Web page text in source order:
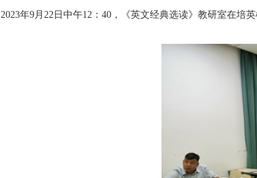
2023年9月22日中午12：40，《英文经典选读》教研室在培